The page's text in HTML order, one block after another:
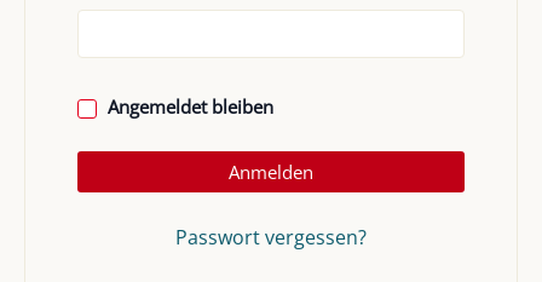
Angemeldet bleiben
Anmelden
Passwort vergessen?